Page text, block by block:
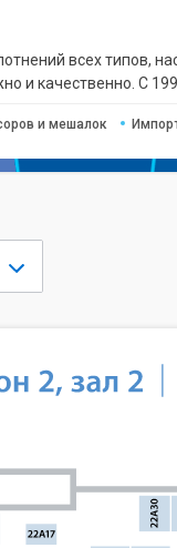
всех типов,
и качественно. С
и мешалок